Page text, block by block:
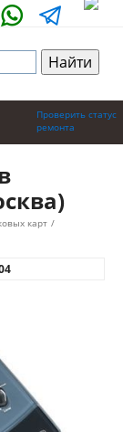
Проверить статус
ремонта
карт /